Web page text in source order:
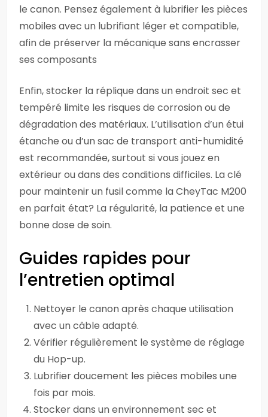
le canon. Pensez également à lubrifier les pièces
mobiles avec un lubrifiant léger et compatible,
afin de préserver la mécanique sans encrasser
ses composants
Enfin, stocker la réplique dans un endroit sec et
tempéré limite les risques de corrosion ou de
dégradation des matériaux. L’utilisation d’un étui
étanche ou d’un sac de transport anti-humidité
est recommandée, surtout si vous jouez en
extérieur ou dans des conditions difficiles. La clé
pour maintenir un fusil comme la CheyTac M200
en parfait état? La régularité, la patience et une
bonne dose de soin.
Guides rapides pour
l’entretien optimal
Nettoyer le canon après chaque utilisation
avec un câble adapté.
Vérifier régulièrement le système de réglage
du Hop-up.
Lubrifier doucement les pièces mobiles une
fois par mois.
Stocker dans un environnement sec et